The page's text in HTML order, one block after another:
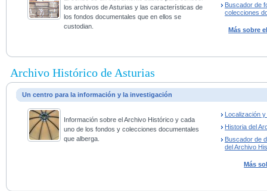
los archivos de Asturias y las características de
los fondos documentales que en ellos se
custodian.
Buscador de
colecciones
Más sobre
Archivo Histórico de Asturias
Un centro para la información y la investigación
Información sobre el Archivo Histórico y cada
uno de los fondos y colecciones documentales
que alberga.
Localización
Historia del
Buscador de
del Archivo
Más